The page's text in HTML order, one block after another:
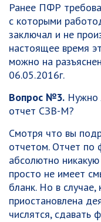
Ранее ПФР
с которыми
заключал и не
настоящее время
можно на
06.05.2016г.
Вопрос №3. Нужно
отчет СЗВ-М?
Смотря что вы
отчетом. Отчет по
абсолютно
просто не имеет
бланк. Но в
приостановлена
числятся,